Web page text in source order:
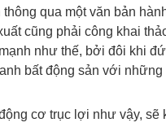
qua một văn bản
cũng phải công khai
như thế, bởi đôi khi
bất động sản với những
cơ trục lợi như vậy,